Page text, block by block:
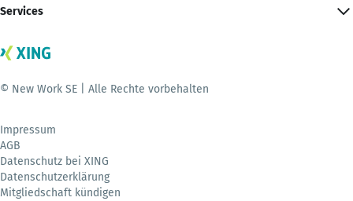
Services
© New Work SE | Alle Rechte vorbehalten
Impressum
AGB
Datenschutz bei XING
Datenschutzerklärung
Mitgliedschaft kündigen